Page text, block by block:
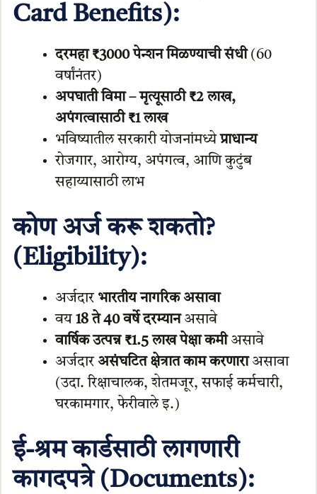
Card Benefits):
दरमहा ₹3000 पेन्शन मिळण्याची संधी(60
वर्षांनंतर)
अपघाती विमा – मृत्यूसाठी ₹2 लाख,
अपंगत्वासाठी ₹1 लाख
भविष्यातील सरकारी योजनांमध्येप्राधान्य
रोजगार, आरोग्य, अपंगत्व, आणि कुटुंब
सहाय्यासाठी लाभ
कोण अर्ज करू शकतो?
(Eligibility):
अर्जदार भारतीय नागरिक असावा
वय 18 ते 40 वर्षे दरम्यानअसावे
वार्षिक उत्पन्न ₹1.5 लाख पेक्षा कमीअसावे
अर्जदार असंघटित क्षेत्रात काम करणाराअसावा
(उदा. रिक्षाचालक, शेतमजूर, सफाई कर्मचारी,
घरकामगार, फेरीवाले इ.)
ई-श्रम कार्डसाठी लागणारी
कागदपत्रे (Documents):